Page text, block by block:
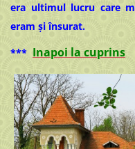
era ultimul lucru care
eram și însurat.
*** Inapoi la cuprins